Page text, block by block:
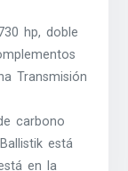
hp, doble
Transmisión
carbono
está
en la